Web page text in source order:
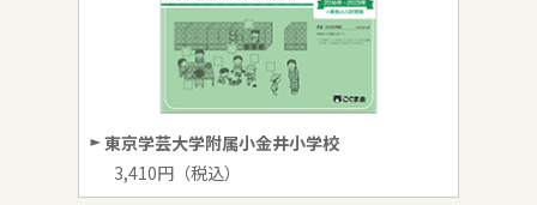
東京学芸大学附属小金井小学校
3,410円（税込）